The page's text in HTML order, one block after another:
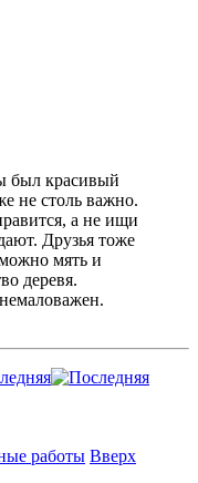
был красивый
не столь важно.
а не ищи
Друзья тоже
мять и
деревя.
работы Вверх